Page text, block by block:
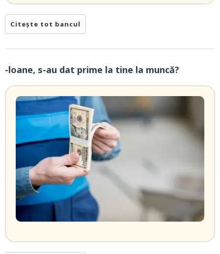
Citește tot bancul
-loane, s-au dat prime la tine la muncă?